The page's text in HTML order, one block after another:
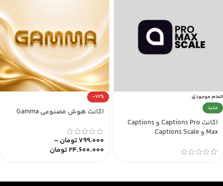
اتمام موجودی
جدید
اکانت Captions Pro و Captions
Max و Captions Scale
-72%
اکانت هوش مصنوعی Gamma
799.000تومان –
24.600.000تومان